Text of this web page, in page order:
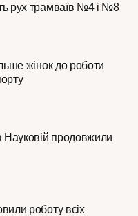
рух трамваїв №4 і №8
жінок до роботи
Науковій продовжили
роботу всіх